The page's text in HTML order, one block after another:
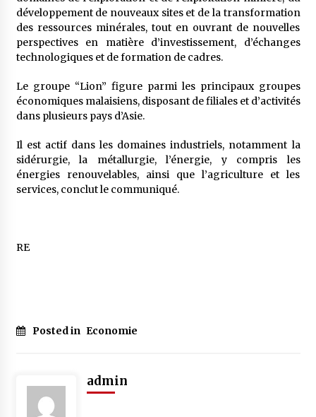
développement de nouveaux sites et de la transformation
des ressources minérales, tout en ouvrant de nouvelles
perspectives en matière d’investissement, d’échanges
technologiques et de formation de cadres.
Le groupe “Lion” figure parmi les principaux groupes
économiques malaisiens, disposant de filiales et d’activités
dans plusieurs pays d’Asie.
Il est actif dans les domaines industriels, notamment la
sidérurgie, la métallurgie, l’énergie, y compris les
énergies renouvelables, ainsi que l’agriculture et les
services, conclut le communiqué.
RE
Posted in Economie
admin